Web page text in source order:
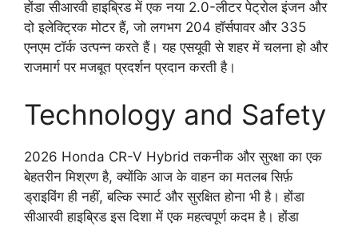
होंडा सीआरवी हाइब्रिड में एक नया 2.0-लीटर पेट्रोल इंजन और
दो इलेक्ट्रिक मोटर हैं, जो लगभग 204 हॉर्सपावर और 335
एनएम टॉर्क उत्पन्न करते हैं। यह एसयूवी से शहर में चलना हो और
राजमार्ग पर मजबूत प्रदर्शन प्रदान करती है।
Technology and Safety
2026 Honda CR-V Hybrid तकनीक और सुरक्षा का एक
बेहतरीन मिश्रण है, क्योंकि आज के वाहन का मतलब सिर्फ़
ड्राइविंग ही नहीं, बल्कि स्मार्ट और सुरक्षित होना भी है। होंडा
सीआरवी हाइब्रिड इस दिशा में एक महत्वपूर्ण कदम है। होंडा